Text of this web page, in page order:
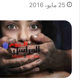
25 مايو، 2016